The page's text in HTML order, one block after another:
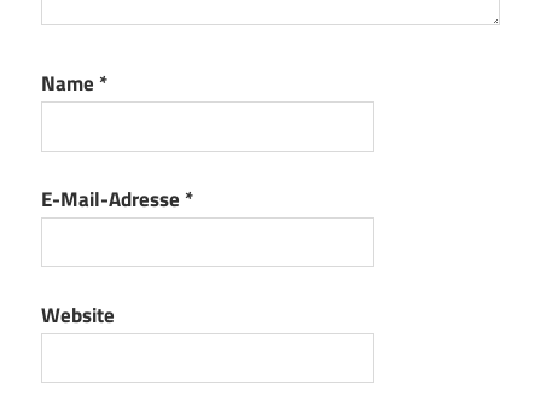
Name *
E-Mail-Adresse *
Website